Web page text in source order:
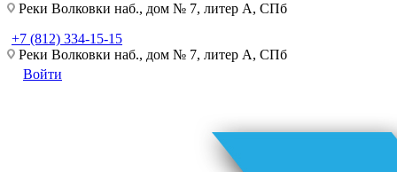
Реки Волковки наб., дом № 7, литер А, СПб
+7 (812) 334-15-15
Реки Волковки наб., дом № 7, литер А, СПб
Войти